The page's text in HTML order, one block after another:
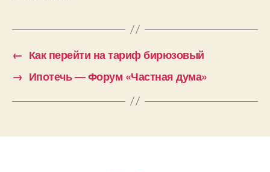
← Как перейти на тариф бирюзовый
→ Ипотечь — Форум «Частная дума»